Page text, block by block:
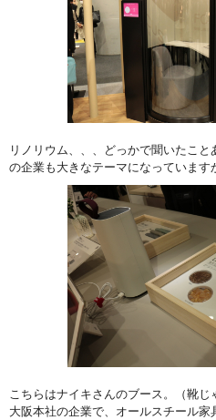
リノリウム、、、どっかで聞いたこ
の企業も大きなテーマになっています
こちらはナイキさんのブース。（靴じ
大阪本社の企業で、オールスチール